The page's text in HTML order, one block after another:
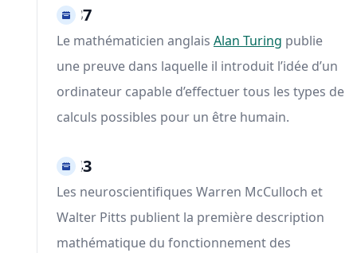
1937
Le mathématicien anglais Alan Turing publie
une preuve dans laquelle il introduit l’idée d’un
ordinateur capable d’effectuer tous les types de
calculs possibles pour un être humain.
1943
Les neuroscientifiques Warren McCulloch et
Walter Pitts publient la première description
mathématique du fonctionnement des